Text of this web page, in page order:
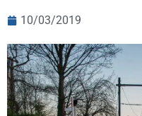
10/03/2019